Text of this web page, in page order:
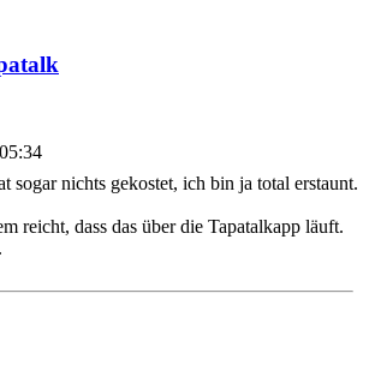
sogar nichts gekostet, ich bin ja total erstaunt.
reicht, dass das über die Tapatalkapp läuft.